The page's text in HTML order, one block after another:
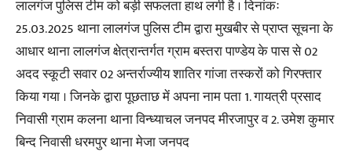
लालगंज पुलिस टीम को बड़ी सफलता हाथ लगी है । दिनांकः
25.03.2025 थाना लालगंज पुलिस टीम द्वारा मुखबीर से प्राप्त सूचना के
आधार थाना लालगंज क्षेत्रान्तर्गत ग्राम बस्तरा पाण्डेय के पास से 02
अदद स्कूटी सवार 02 अन्तर्राज्यीय शातिर गांजा तस्करों को गिरफ्तार
किया गया । जिनके द्वारा पूछताछ में अपना नाम पता 1. गायत्री प्रसाद
निवासी ग्राम कलना थाना विन्ध्याचल जनपद मीरजापुर व 2. उमेश कुमार
बिन्द निवासी धरमपुर थाना मेजा जनपद